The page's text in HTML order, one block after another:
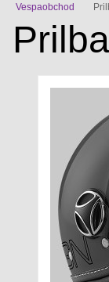
Vespaobchod